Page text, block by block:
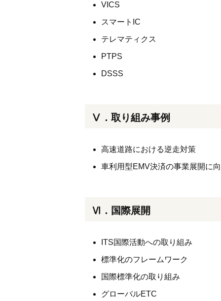
VICS
スマートIC
テレマティクス
PTPS
DSSS
Ⅴ．取り組み事例
高速道路における逆走対策
車利用型EMV決済の事業展開に
Ⅵ．国際展開
ITS国際活動への取り組み
標準化のフレームワーク
国際標準化の取り組み
グローバルETC